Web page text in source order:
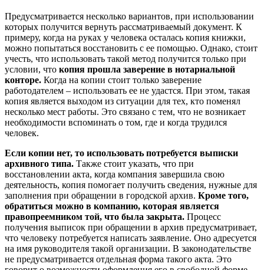
Предусматривается несколько вариантов, при использовании
которых получится вернуть рассматриваемый документ. К
примеру, когда на руках у человека осталась копия книжки,
можно попытаться восстановить с ее помощью. Однако, стоит
учесть, что использовать такой метод получится только при
условии, что копия прошла заверение в нотариальной
конторе. Когда на копии стоит только заверение
работодателем – использовать ее не удастся. При этом, такая
копия является выходом из ситуации для тех, кто поменял
несколько мест работы. Это связано с тем, что не возникает
необходимости вспоминать о том, где и когда трудился
человек.
Если копии нет, то использовать потребуется выписки
архивного типа. Также стоит указать, что при
восстановлении акта, когда компания завершила свою
деятельность, копия помогает получить сведения, нужные для
заполнения при обращении в городской архив. Кроме того,
обратиться можно в компанию, которая является
правопреемником той, что была закрыта. Процесс
получения выписок при обращении в архив предусматривает,
что человеку потребуется написать заявление. Оно адресуется
на имя руководителя такой организации. В законодательстве
не предусматривается отдельная форма такого акта. Это